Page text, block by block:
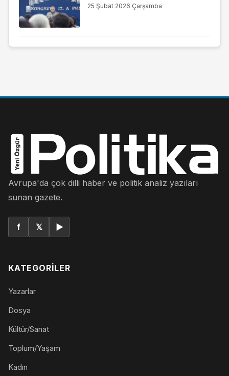
25 Şubat 2026 Çarşamba
Avrupa'da çok dilli haber ve politik analiz yazıları
sunan gazete.
f 𝕏 ▶
KATEGORILER
Yazarlar
Dosya
Kültür/Sanat
Toplum/Yaşam
Kadın